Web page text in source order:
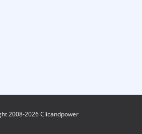
2008-2026 Clicandpower